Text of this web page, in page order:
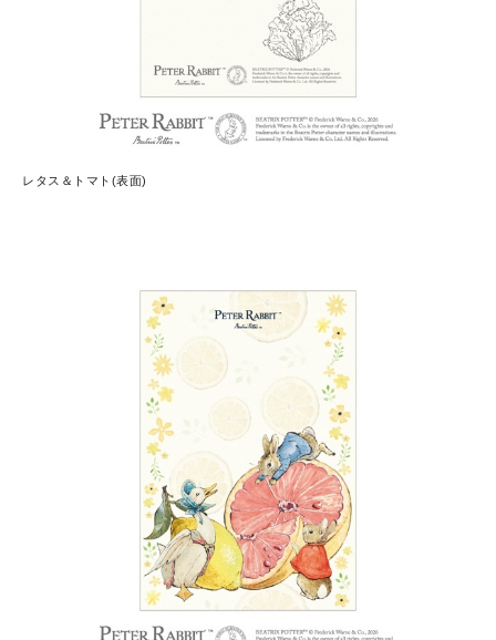
レタス＆トマト(表面)